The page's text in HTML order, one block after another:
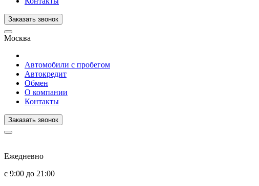
Заказать звонок
Москва
Автомобили с пробегом
Автокредит
Обмен
О компании
Контакты
Заказать звонок
Ежедневно
с 9:00 до 21:00